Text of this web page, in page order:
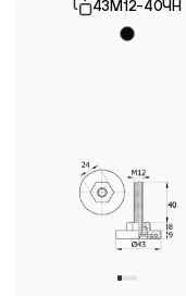
43М12-40ЧН